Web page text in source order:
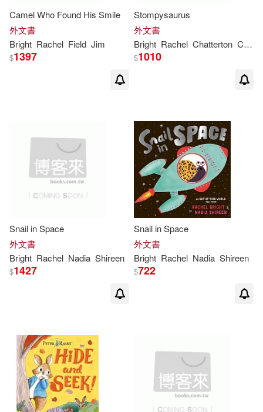
Camel Who Found His Smile
外文書
Bright Rachel Field Jim
$1397
Stompysaurus
外文書
Bright Rachel Chatterton Chris
$1010
Snail in Space
外文書
Bright Rachel Nadia Shireen
$1427
Snail in Space
外文書
Bright Rachel Nadia Shireen
$722